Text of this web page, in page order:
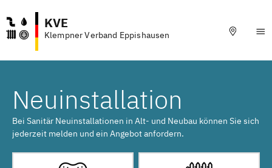
KVE
Klempner Verband Eppishausen
Neuinstallation
Bei Sanitär Neuinstallationen in Alt- und Neubau können Sie sich
jederzeit melden und ein Angebot anfordern.